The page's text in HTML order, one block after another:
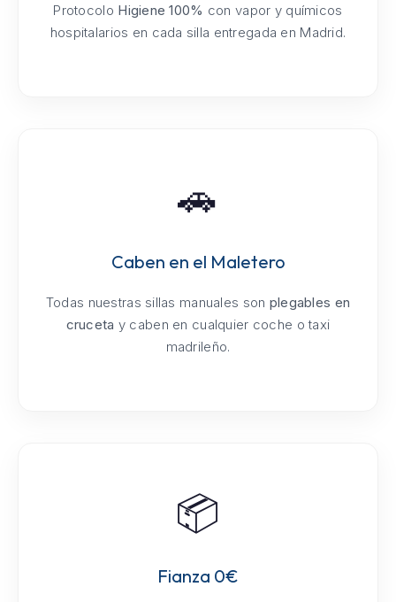
Protocolo Higiene 100% con vapor y químicos
hospitalarios en cada silla entregada en Madrid.
🚗
Caben en el Maletero
Todas nuestras sillas manuales son plegables en
cruceta y caben en cualquier coche o taxi
madrileño.
📦
Fianza 0€